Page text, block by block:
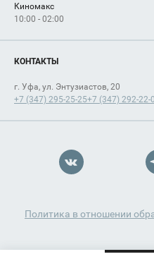
Киномакс
10:00 - 02:00
КОНТАКТЫ
г. Уфа, ул. Энтузиастов, 20
+7 (347) 295-25-25+7 (347) 292-22-
Политика в отношении